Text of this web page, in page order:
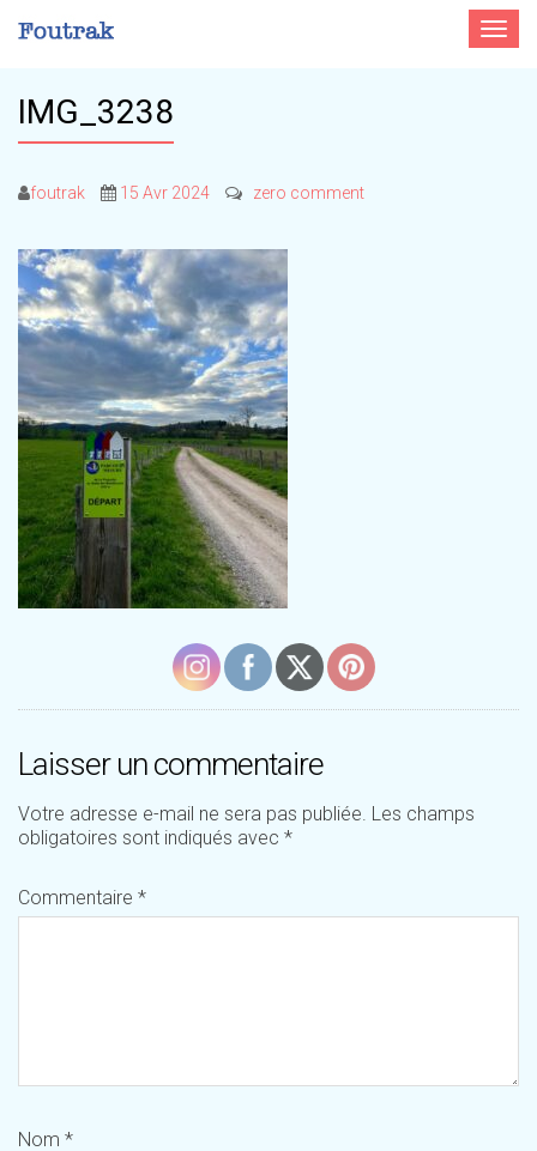
Toggle
IMG_3238
foutrak 15 Avr 2024 zero comment
Laisser un commentaire
Votre adresse e-mail ne sera pas publiée. Les champs
obligatoires sont indiqués avec *
Commentaire *
Nom *